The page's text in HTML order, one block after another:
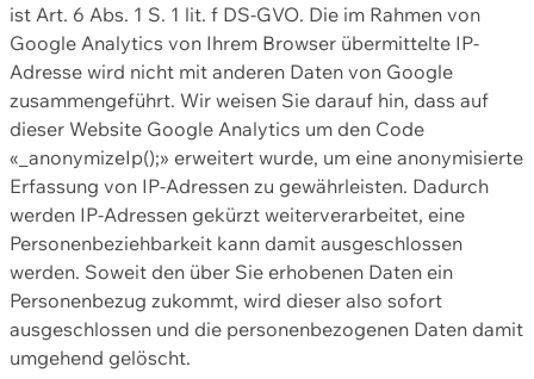
ist Art. 6 Abs. 1 S. 1 lit. f DS-GVO. Die im Rahmen von
Google Analytics von Ihrem Browser übermittelte IP-
Adresse wird nicht mit anderen Daten von Google
zusammengeführt. Wir weisen Sie darauf hin, dass auf
dieser Website Google Analytics um den Code
«_anonymizeIp();» erweitert wurde, um eine anonymisierte
Erfassung von IP-Adressen zu gewährleisten. Dadurch
werden IP-Adressen gekürzt weiterverarbeitet, eine
Personenbeziehbarkeit kann damit ausgeschlossen
werden. Soweit den über Sie erhobenen Daten ein
Personenbezug zukommt, wird dieser also sofort
ausgeschlossen und die personenbezogenen Daten damit
umgehend gelöscht.